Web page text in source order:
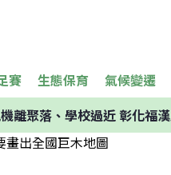
賽 生態保育 氣候變遷
離聚落、學校過近 彰化福